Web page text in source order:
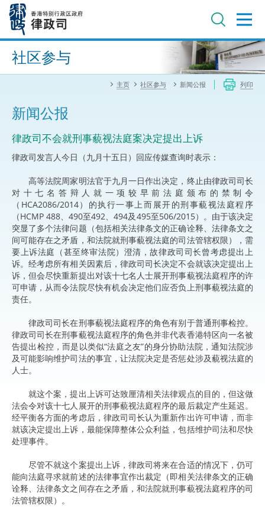
内
进阶搜寻
社区参与
主页 社区参与 新闻公报 列印
新闻公报
律政司不会就刑事藐视法庭案决定提出上诉
律政司发言人今日（九月十五日）回应传媒查询时表示：
高等法院周家明法官于九月一日作出决定，终止由律政司司长
对十七名答辩人就一项较早前法庭颁布的禁制令
（HCA2086/2014）的执行一事上而展开的刑事藐视法庭程序
（HCMP 488、490至492、494及495至506/2015）。由于该决定
突显了多个法律问题（包括相关法律条文的正确诠释、法律条文之
间可能存在之矛盾，和法院就刑事藐视法庭的司法管辖权限），需
要上诉法庭（甚至终审法院）澄清，故律政司司长曾考虑提出上
诉。经考虑所有相关因素后，律政司司长决定不会就该决定提出上
诉，但会尽快重新提出对该十七名人士展开刑事藐视法庭程序的许
可申请，从而令法院尽快有机会决定他们应否负上刑事藐视法庭的
责任。
律政司司长在刑事藐视法庭程序的角色有别于普通刑事检控。
律政司司长在刑事藐视法庭程序的角色并非代表香港特区向一名被
告提出检控，而是以类似“法庭之友”的身分协助法院，通知法院涉
及可能影响维护司法的事宜，让法院决定是否惩处涉及藐视法庭的
人士。
就这个案，提出上诉可达致厘清相关法律观点的目的，但这做
法会令对该十七人展开的刑事藐视法庭程序的最后裁定产生延迟。
经平衡各方面的考虑后，律政司司长认为重新作出许可申请，而非
就该决定提出上诉，最能保障整体公众利益，包括维护司法和尽快
处理事件。
尽管不就这个案提出上诉，律政司将来在合适的情况下，仍可
能向法庭寻求就前述的法律事宜作出裁定（即相关法律条文的正确
诠释、法律条文之间存在之矛盾，和法院就刑事藐视法庭程序的司
法管辖权限）。